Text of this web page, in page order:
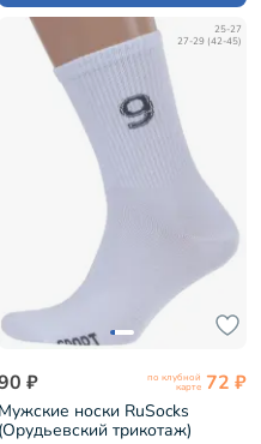
25-27
27-29 (42-45)
₽ по клубной
карте 72 ₽
Мужские носки RuSocks
(Орудьевский трикотаж)